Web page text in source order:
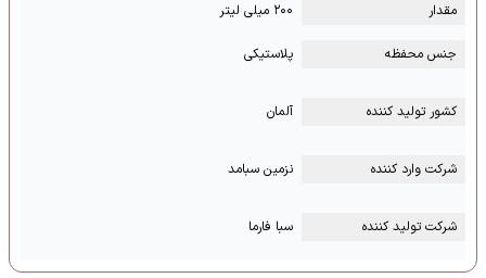
مقدار ۲۰۰ میلی لیتر
جنس محفظه پلاستیکی
کشور تولید کننده آلمان
شرکت وارد کننده نزمین سبامد
شرکت تولید کننده سبا فارما